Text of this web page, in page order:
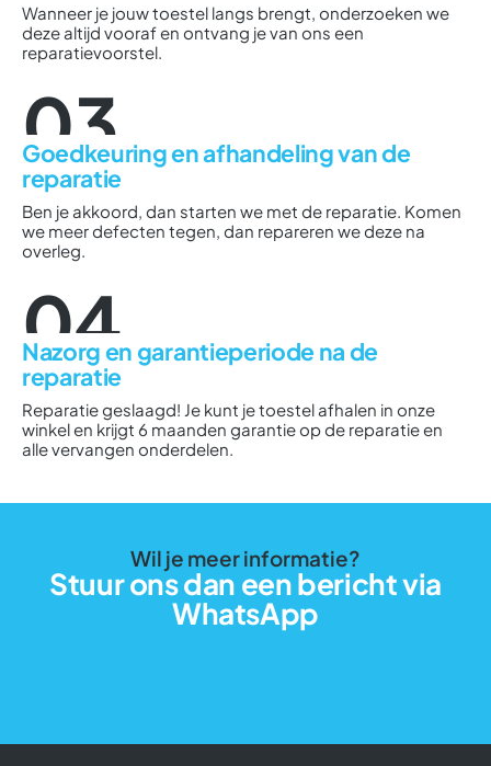
Wanneer je jouw toestel langs brengt, onderzoeken we
deze altijd vooraf en ontvang je van ons een
reparatievoorstel.
03
Goedkeuring en afhandeling van de
reparatie
Ben je akkoord, dan starten we met de reparatie. Komen
we meer defecten tegen, dan repareren we deze na
overleg.
04
Nazorg en garantieperiode na de
reparatie
Reparatie geslaagd! Je kunt je toestel afhalen in onze
winkel en krijgt 6 maanden garantie op de reparatie en
alle vervangen onderdelen.
Wil je meer informatie?
Stuur ons dan een bericht via
WhatsApp